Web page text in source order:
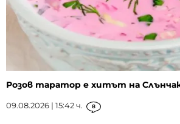
Розов таратор е хитът на
09.08.2026 | 15:42 ч. 8